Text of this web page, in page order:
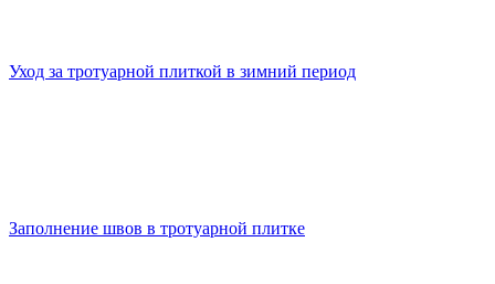
Уход за тротуарной плиткой в зимний период
Заполнение швов в тротуарной плитке